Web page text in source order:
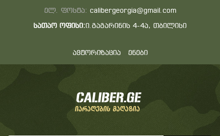
ელ. ფოსტა: calibergeorgia@gmail.com
სათაო ოფისი:ი.გაგარინის 4-4ა, თბილისი
ავტორიზაცია ენები